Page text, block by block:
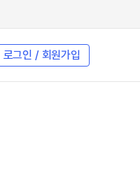
로그인 / 회원가입